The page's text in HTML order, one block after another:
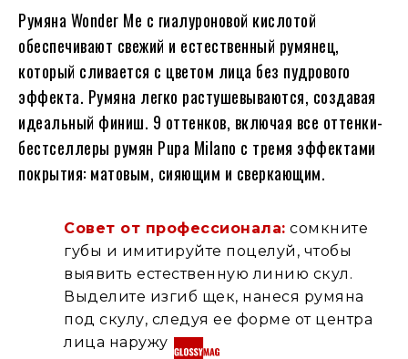
Румяна Wonder Me с гиалуроновой кислотой
обеспечивают свежий и естественный румянец,
который сливается с цветом лица без пудрового
эффекта. Румяна легко растушевываются, создавая
идеальный финиш. 9 оттенков, включая все оттенки-
бестселлеры румян Pupa Milano с тремя эффектами
покрытия: матовым, сияющим и сверкающим.
Совет от профессионала: сомкните
губы и имитируйте поцелуй, чтобы
выявить естественную линию скул.
Выделите изгиб щек, нанеся румяна
под скулу, следуя ее форме от центра
лица наружу